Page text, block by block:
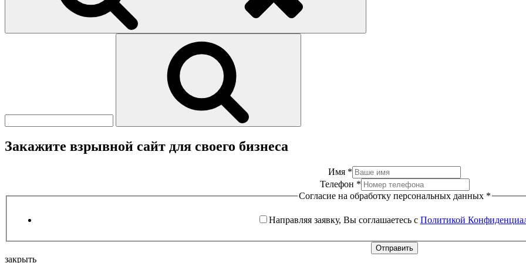
Закажите взрывной сайт для своего бизнеса
Имя *
Телефон *
Согласие на обработку персональных данных *
Направляя заявку, Вы соглашаетесь с Политикой
Отправить
закрыть